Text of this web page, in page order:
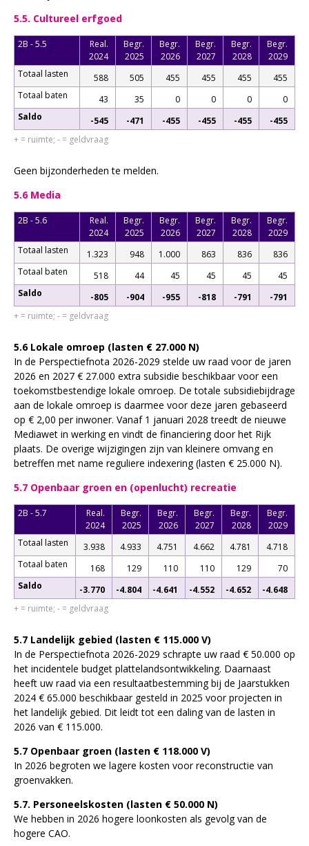
5.5. Cultureel erfgoed
2B - 5.5
Real.
2024
Begr.
2025
Begr.
2026
Begr.
2027
Begr.
2028
Begr.
2029
Totaal lasten
588 505 455 455 455
455
Totaal baten
43 35 0 0 0
0
Saldo
-545 -471 -455 -455 -455
-455
+ = ruimte; - = geldvraag
Geen bijzonderheden te melden.
5.6 Media
2B - 5.6
Real.
2024
Begr.
2025
Begr.
2026
Begr.
2027
Begr.
2028
Begr.
2029
Totaal lasten
1.323 948 1.000 863 836
836
Totaal baten
518 44 45 45 45
45
Saldo
-805 -904 -955 -818 -791
-791
+ = ruimte; - = geldvraag
5.6 Lokale omroep (lasten € 27.000 N)
In de Perspectiefnota 2026-2029 stelde uw raad voor de jaren
2026 en 2027 € 27.000 extra subsidie beschikbaar voor een
toekomstbestendige lokale omroep. De totale subsidiebijdrage
aan de lokale omroep is daarmee voor deze jaren gebaseerd
op € 2,00 per inwoner. Vanaf 1 januari 2028 treedt de nieuwe
Mediawet in werking en vindt de financiering door het Rijk
plaats. De overige wijzigingen zijn van kleinere omvang en
betreffen met name reguliere indexering (lasten € 25.000 N).
5.7 Openbaar groen en (openlucht) recreatie
2B - 5.7
Real.
2024
Begr.
2025
Begr.
2026
Begr.
2027
Begr.
2028
Begr.
2029
Totaal lasten
3.938 4.933 4.751 4.662 4.781
4.718
Totaal baten
168 129 110 110 129
70
Saldo
-3.770 -4.804 -4.641 -4.552 -4.652
-4.648
+ = ruimte; - = geldvraag
5.7 Landelijk gebied (lasten € 115.000 V)
In de Perspectiefnota 2026-2029 schrapte uw raad € 50.000 op
het incidentele budget plattelandsontwikkeling. Daarnaast
heeft uw raad via een resultaatbestemming bij de Jaarstukken
2024 € 65.000 beschikbaar gesteld in 2025 voor projecten in
het landelijk gebied. Dit leidt tot een daling van de lasten in
2026 van € 115.000.
5.7 Openbaar groen (lasten € 118.000 V)
In 2026 begroten we lagere kosten voor reconstructie van
groenvakken.
5.7. Personeelskosten (lasten € 50.000 N)
We hebben in 2026 hogere loonkosten als gevolg van de
hogere CAO.